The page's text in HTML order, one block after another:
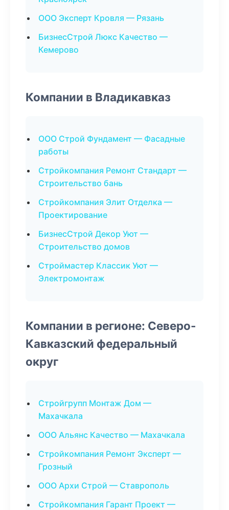
ООО Эксперт Кровля — Рязань
БизнесСтрой Люкс Качество —
Кемерово
Компании в Владикавказ
ООО Строй Фундамент — Фасадные
работы
Стройкомпания Ремонт Стандарт —
Строительство бань
Стройкомпания Элит Отделка —
Проектирование
БизнесСтрой Декор Уют —
Строительство домов
Строймастер Классик Уют —
Электромонтаж
Компании в регионе: Северо-
Кавказский федеральный
округ
Стройгрупп Монтаж Дом —
Махачкала
ООО Альянс Качество — Махачкала
Стройкомпания Ремонт Эксперт —
Грозный
ООО Архи Строй — Ставрополь
Стройкомпания Гарант Проект —